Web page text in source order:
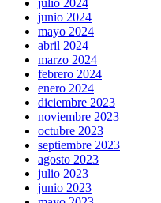
julio 2024
junio 2024
mayo 2024
abril 2024
marzo 2024
febrero 2024
enero 2024
diciembre 2023
noviembre 2023
octubre 2023
septiembre 2023
agosto 2023
julio 2023
junio 2023